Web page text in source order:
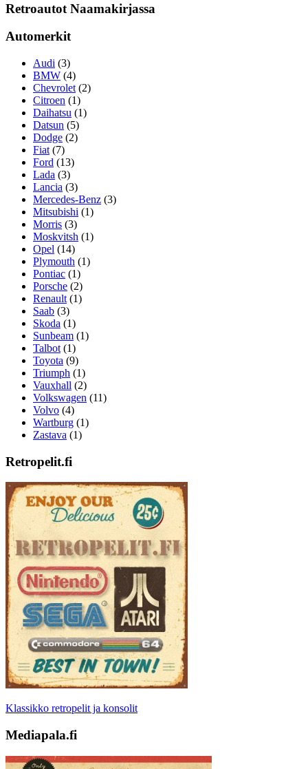
Retroautot Naamakirjassa
Automerkit
Audi (3)
BMW (4)
Chevrolet (2)
Citroen (1)
Daihatsu (1)
Datsun (5)
Dodge (2)
Fiat (7)
Ford (13)
Lada (3)
Lancia (3)
Mercedes-Benz (3)
Mitsubishi (1)
Morris (3)
Moskvitsh (1)
Opel (14)
Plymouth (1)
Pontiac (1)
Porsche (2)
Renault (1)
Saab (3)
Skoda (1)
Sunbeam (1)
Talbot (1)
Toyota (9)
Triumph (1)
Vauxhall (2)
Volkswagen (11)
Volvo (4)
Wartburg (1)
Zastava (1)
Retropelit.fi
Klassikko retropelit ja konsolit
Mediapala.fi